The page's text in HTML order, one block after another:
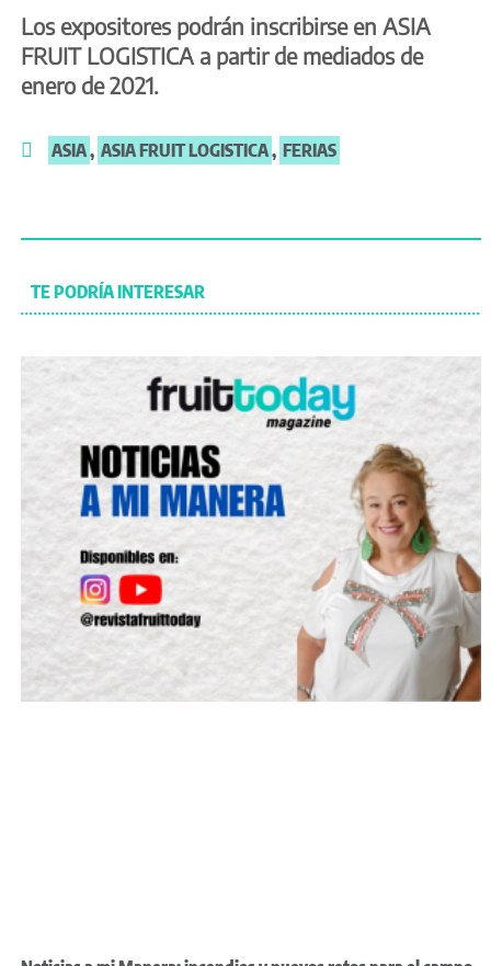
Los expositores podrán inscribirse en ASIA
FRUIT LOGISTICA a partir de mediados de
enero de 2021.
ASIA, ASIA FRUIT LOGISTICA, FERIAS
TE PODRÍA INTERESAR